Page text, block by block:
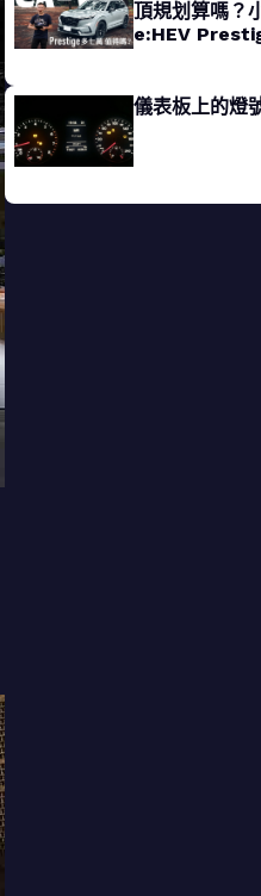
頂規划算嗎？
e:HEV
儀表板上的燈